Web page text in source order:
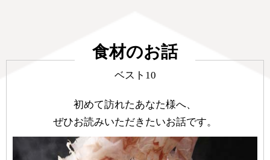
食材のお話
ベスト10
初めて訪れたあなた様へ、
ぜひお読みいただきたいお話です。